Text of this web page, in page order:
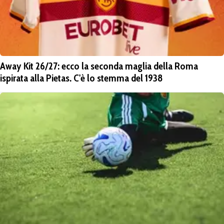
Away Kit 26/27: ecco la seconda maglia della Roma
ispirata alla Pietas. C'è lo stemma del 1938